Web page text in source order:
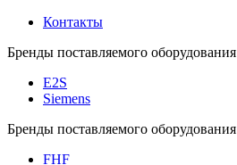
Контакты
Бренды поставляемого оборудования
E2S
Siemens
Бренды поставляемого оборудования
FHF